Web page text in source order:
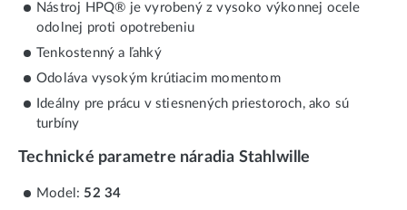
Nástroj HPQ® je vyrobený z vysoko výkonnej ocele
odolnej proti opotrebeniu
Tenkostenný a ľahký
Odoláva vysokým krútiacim momentom
Ideálny pre prácu v stiesnených priestoroch, ako sú
turbíny
Technické parametre náradia Stahlwille
Model:52 34